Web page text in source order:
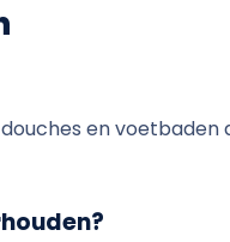
en voetbaden